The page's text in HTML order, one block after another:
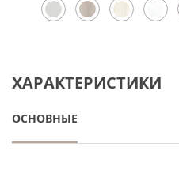
ХАРАКТЕРИСТИКИ
ОСНОВНЫЕ